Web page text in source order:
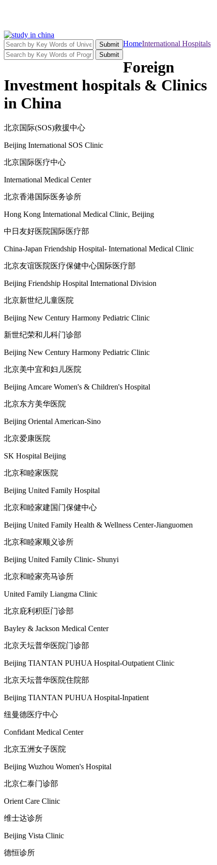
Submit
Submit
HomeInternational Hospitals
Foreign
Investment hospitals & Clinics
in China
北京国际(SOS)救援中心
Beijing International SOS Clinic
北京国际医疗中心
International Medical Center
北京香港国际医务诊所
Hong Kong International Medical Clinic, Beijing
中日友好医院国际医疗部
China-Japan Friendship Hospital- International Medical Clinic
北京友谊医院医疗保健中心国际医疗部
Beijing Friendship Hospital International Division
北京新世纪儿童医院
Beijing New Century Harmony Pediatric Clinic
新世纪荣和儿科门诊部
Beijing New Century Harmony Pediatric Clinic
北京美中宜和妇儿医院
Beijing Amcare Women's & Children's Hospital
北京东方美华医院
Beijing Oriental American-Sino
北京爱康医院
SK Hospital Beijing
北京和睦家医院
Beijing United Family Hospital
北京和睦家建国门保健中心
Beijing United Family Health & Wellness Center-Jianguomen
北京和睦家顺义诊所
Beijing United Family Clinic- Shunyi
北京和睦家亮马诊所
United Family Liangma Clinic
北京庇利积臣门诊部
Bayley & Jackson Medical Center
北京天坛普华医院门诊部
Beijing TIANTAN PUHUA Hospital-Outpatient Clinic
北京天坛普华医院住院部
Beijing TIANTAN PUHUA Hospital-Inpatient
纽曼德医疗中心
Confidant Medical Center
北京五洲女子医院
Beijing Wuzhou Women's Hospital
北京仁泰门诊部
Orient Care Clinic
维士达诊所
Beijing Vista Clinic
德恒诊所